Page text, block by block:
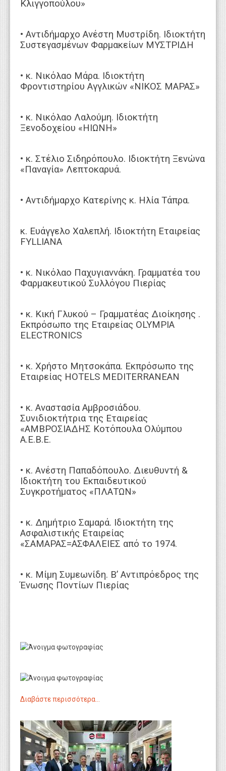
Κλιγγοπούλου»
• Αντιδήμαρχο Ανέστη Μυστρίδη. Ιδιοκτήτη
Συστεγασμένων Φαρμακείων ΜΥΣΤΡΙΔΗ
• κ. Νικόλαο Μάρα. Ιδιοκτήτη
Φροντιστηρίου Αγγλικών «ΝΙΚΟΣ ΜΑΡΑΣ»
• κ. Νικόλαο Λαλούμη. Ιδιοκτήτη
Ξενοδοχείου «ΗΙΩΝΗ»
• κ. Στέλιο Σιδηρόπουλο. Ιδιοκτήτη Ξενώνα
«Παναγία» Λεπτοκαρυά.
• Αντιδήμαρχο Κατερίνης κ. Ηλία Τάπρα.
κ. Ευάγγελο Χαλεπλή. Ιδιοκτήτη Εταιρείας
FYLLIANA
• κ. Νικόλαο Παχυγιαννάκη. Γραμματέα του
Φαρμακευτικού Συλλόγου Πιερίας
• κ. Κική Γλυκού – Γραμματέας Διοίκησης .
Εκπρόσωπο της Εταιρείας OLYMPIA
ELECTRONICS
• κ. Χρήστο Μητσοκάπα. Εκπρόσωπο της
Εταιρείας ΗOTELS MEDITERRANEAN
• κ. Aναστασία Αμβροσιάδου.
Συνιδιοκτήτρια της Εταιρείας
«ΑΜΒΡΟΣΙΑΔΗΣ Κοτόπουλα Ολύμπου
Α.Ε.Β.Ε.
• κ. Ανέστη Παπαδόπουλο. Διευθυντή &
Ιδιοκτήτη του Εκπαιδευτικού
Συγκροτήματος «ΠΛΑΤΩΝ»
• κ. Δημήτριο Σαμαρά. Ιδιοκτήτη της
Ασφαλιστικής Εταιρείας
«ΣΑΜΑΡΑΣ=ΑΣΦΑΛΕΙΕΣ από το 1974.
• κ. Μίμη Συμεωνίδη. Β’ Αντιπρόεδρος της
Ένωσης Ποντίων Πιερίας
Διαβάστε περισσότερα...